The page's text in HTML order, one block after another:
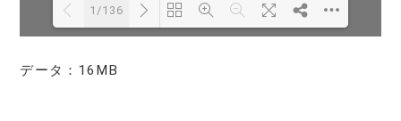
1/136
データ：16MB